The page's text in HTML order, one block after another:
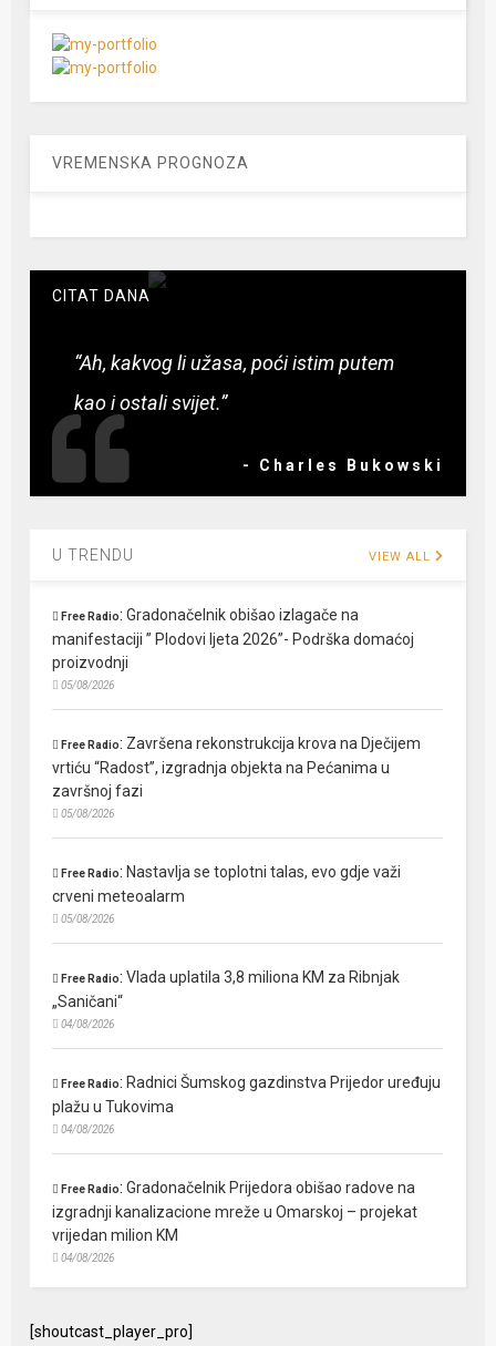
VREMENSKA PROGNOZA
CITAT DANA
“Ah, kakvog li užasa, poći istim putem
kao i ostali svijet.”
- Charles Bukowski
U TRENDU VIEW ALL
Free Radio:Gradonačelnik obišao izlagače na
manifestaciji ” Plodovi ljeta 2026”- Podrška domaćoj
proizvodnji
05/08/2026
Free Radio: Završena rekonstrukcija krova na Dječijem
vrtiću “Radost”, izgradnja objekta na Pećanima u
završnoj fazi
05/08/2026
Free Radio: Nastavlja se toplotni talas, evo gdje važi
crveni meteoalarm
05/08/2026
Free Radio:Vlada uplatila 3,8 miliona KM za Ribnjak
„Saničani“
04/08/2026
Free Radio: Radnici Šumskog gazdinstva Prijedor uređuju
plažu u Tukovima
04/08/2026
Free Radio:Gradonačelnik Prijedora obišao radove na
izgradnji kanalizacione mreže u Omarskoj – projekat
vrijedan milion KM
04/08/2026
[shoutcast_player_pro]